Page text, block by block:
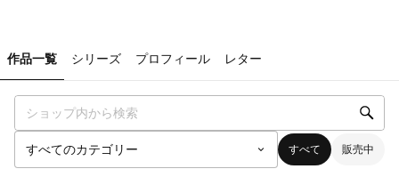
作品一覧 シリーズ プロフィール レター
すべて 販売中